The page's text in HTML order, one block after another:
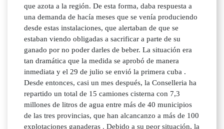
que azota a la región. De esta forma, daba respuesta a
una demanda de hacía meses que se venía produciendo
desde estas instalaciones, que alertaban de que se
estaban viendo obligadas a sacrificar a parte de su
ganado por no poder darles de beber. La situación era
tan dramática que la medida se aprobó de manera
inmediata y el 29 de julio se envió la primera cuba .
Desde entonces, casi un mes después, la Conselleria ha
repartido un total de 15 camiones cisterna con 7,3
millones de litros de agua entre más de 40 municipios
de las tres provincias, que han alcancanzo a más de 100
explotaciones ganaderas . Debido a su peor situación, la